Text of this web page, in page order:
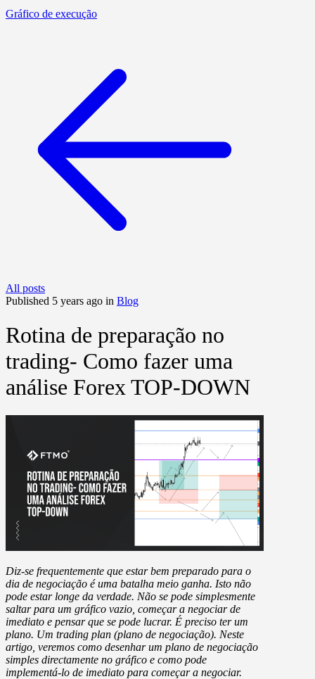
Gráfico de execução
All posts
Published 5 years ago in Blog
Rotina de preparação no
trading- Como fazer uma
análise Forex TOP-DOWN
Diz-se frequentemente que estar bem preparado para o
dia de negociação é uma batalha meio ganha. Isto não
pode estar longe da verdade. Não se pode simplesmente
saltar para um gráfico vazio, começar a negociar de
imediato e pensar que se pode lucrar. É preciso ter um
plano. Um trading plan (plano de negociação). Neste
artigo, veremos como desenhar um plano de negociação
simples directamente no gráfico e como pode
implementá-lo de imediato para começar a negociar.